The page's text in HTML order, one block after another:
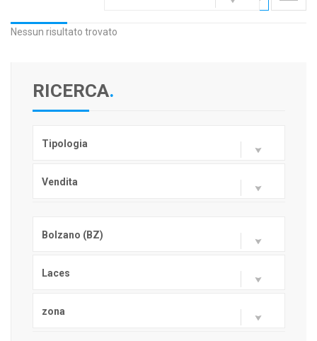
Nessun risultato trovato
RICERCA.
Tipologia
Vendita
Bolzano (BZ)
Laces
zona